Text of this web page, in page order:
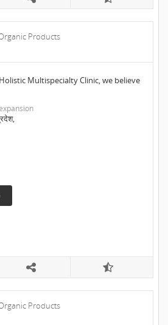
Products
Holistic Multispecialty Clinic, we believe
Products